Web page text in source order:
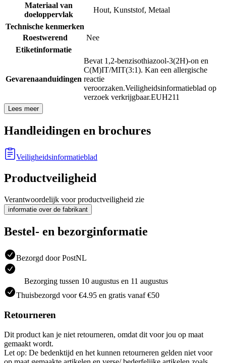
Materiaal van
doeloppervlak
Hout, Kunststof, Metaal
Technische kenmerken
Roestwerend
Nee
Etiketinformatie
Gevarenaanduidingen
Bevat 1,2-benzisothiazool-3(2H)-on en
C(M)IT/MIT(3:1). Kan een allergische
reactie
veroorzaken.Veiligheidsinformatieblad op
verzoek verkrijgbaar.EUH211
Lees meer
Handleidingen en brochures
Veiligheidsinformatieblad
Productveiligheid
Verantwoordelijk voor productveiligheid zie
informatie over de fabrikant
Bestel- en bezorginformatie
Bezorgd door PostNL
Bezorging tussen 10 augustus en 11 augustus
Thuisbezorgd voor €4.95 en gratis vanaf €50
Retourneren
Dit product kan je niet retourneren, omdat dit voor jou op maat
gemaakt wordt.
Let op: De bedenktijd en het kunnen retourneren gelden niet voor